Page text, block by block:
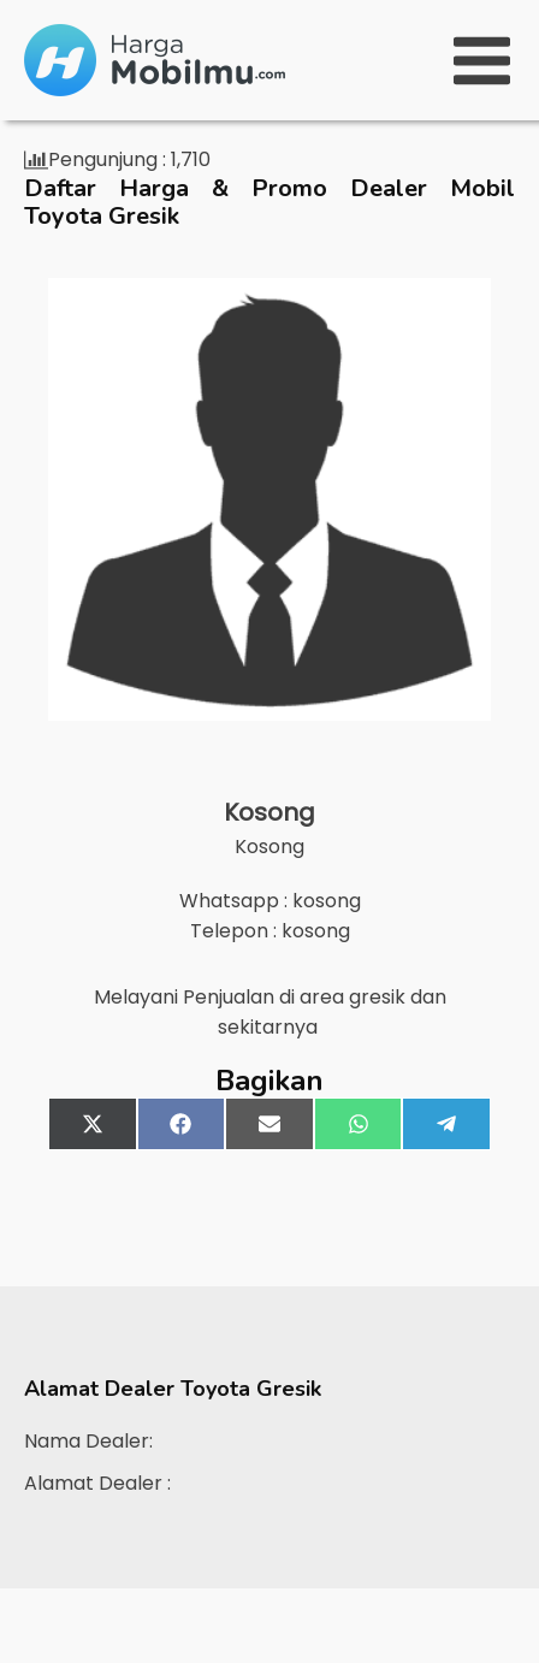
Pengunjung : 1,710
Daftar Harga & Promo Dealer Mobil
Toyota Gresik
Kosong
Kosong
Whatsapp : kosong
Telepon : kosong
Melayani Penjualan di areagresikdan
sekitarnya
Bagikan
Share
on
X
(Twitter)
Share
on
FacebookShare
on
Email Share
on
WhatsApp
on
Alamat Dealer Toyota Gresik
Nama Dealer:
Alamat Dealer :